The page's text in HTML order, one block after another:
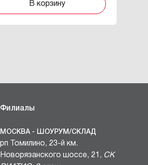
В корзину
Филиалы
МОСКВА - ШОУРУМ/СКЛАД
рп Томилино, 23-й км.
Новорязанского шоссе, 21, СК